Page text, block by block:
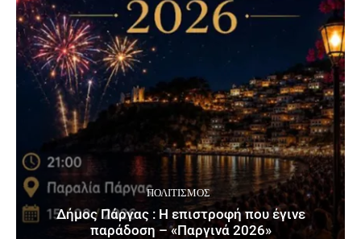
ΠΟΛΙΤΙΣΜΌΣ
Δήμος Πάργας : Η επιστροφή που έγινε
παράδοση – «Παργινά 2026»